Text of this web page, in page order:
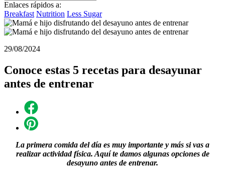
Enlaces rápidos a:
Breakfast Nutrition Less Sugar
29/08/2024
Conoce estas 5 recetas para desayunar
antes de entrenar
La primera comida del día es muy importante y más si vas a
realizar actividad física. Aquí te damos algunas opciones de
desayuno antes de entrenar.